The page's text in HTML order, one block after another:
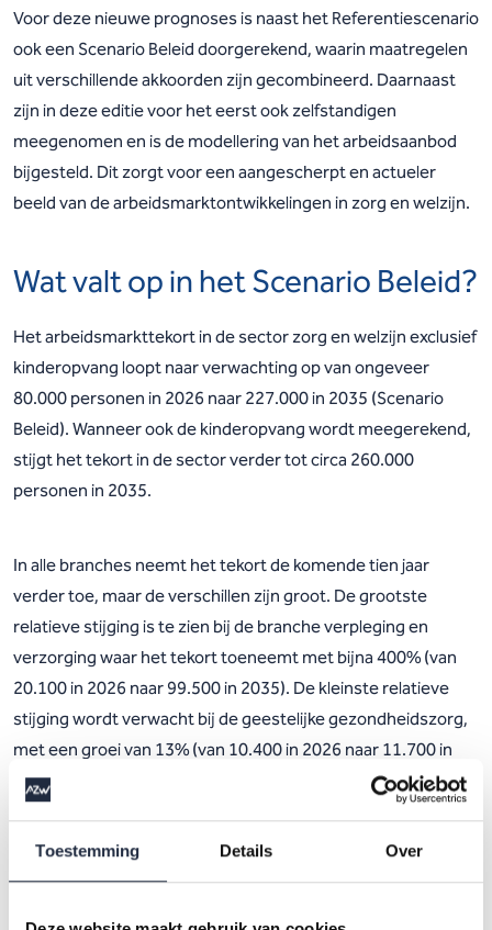
Toestemming Details Over
Voor deze nieuwe prognoses is naast het Referentiescenario
ook een Scenario Beleid doorgerekend, waarin maatregelen
uit verschillende akkoorden zijn gecombineerd. Daarnaast
zijn in deze editie voor het eerst ook zelfstandigen
meegenomen en is de modellering van het arbeidsaanbod
bijgesteld. Dit zorgt voor een aangescherpt en actueler
beeld van de arbeidsmarktontwikkelingen in zorg en welzijn.
Wat valt op in het Scenario Beleid?
Het arbeidsmarkttekort in de sector zorg en welzijn exclusief
kinderopvang loopt naar verwachting op van ongeveer
80.000 personen in 2026 naar 227.000 in 2035 (Scenario
Beleid). Wanneer ook de kinderopvang wordt meegerekend,
stijgt het tekort in de sector verder tot circa 260.000
personen in 2035.
In alle branches neemt het tekort de komende tien jaar
verder toe, maar de verschillen zijn groot. De grootste
relatieve stijging is te zien bij de branche verpleging en
verzorging waar het tekort toeneemt met bijna 400% (van
20.100 in 2026 naar 99.500 in 2035). De kleinste relatieve
stijging wordt verwacht bij de geestelijke gezondheidszorg,
met een groei van 13% (van 10.400 in 2026 naar 11.700 in
2035).
Voor elke branche een infographic